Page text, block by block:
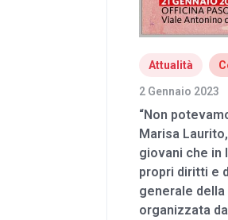
Attualità
2 Gennaio 2023
“Non
Marisa
giovani che in
propri diritti e
generale
organizzata